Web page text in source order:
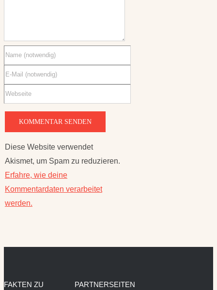
Diese Website verwendet
Akismet, um Spam zu reduzieren.
Erfahre, wie deine
Kommentardaten verarbeitet
werden.
FAKTEN ZU
PARTNERSEITEN